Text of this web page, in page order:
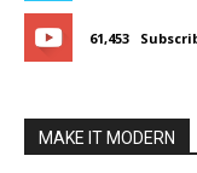
61,453
MAKE IT MODERN